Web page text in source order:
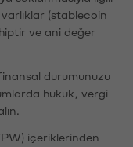
(stablecoin
ve ani değer
durumunuzu
hukuk, vergi
içeriklerinden